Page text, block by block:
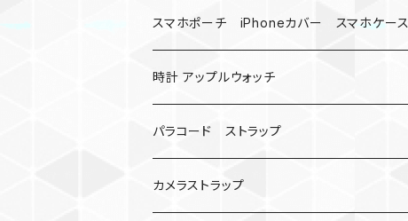
バックル
バックル無し
シャックル
数珠
ハロウィン
コンパス
ベルトループ
クボタン
スマホポーチ iPhoneカバー スマホケース
楽天ミニ ケース
iPhone
時計 アップルウォッチ
カナビラウォッチ
腕時計
パラコード ストラップ
サバイバルツール
カメラストラップ